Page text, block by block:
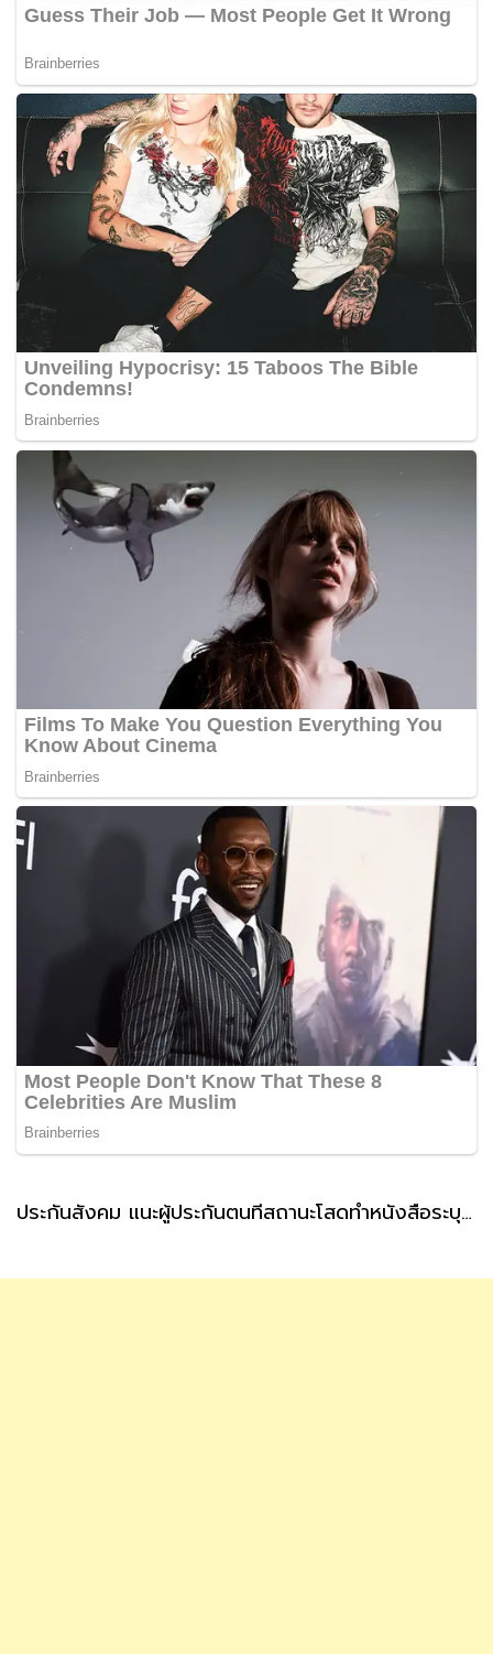
ประกันสังคม แนะผู้ประกันตนที่สถานะโสดทำหนังสือระบุผู้รับเงินสงเคราะห์ กรณีตายล่วงหน้า